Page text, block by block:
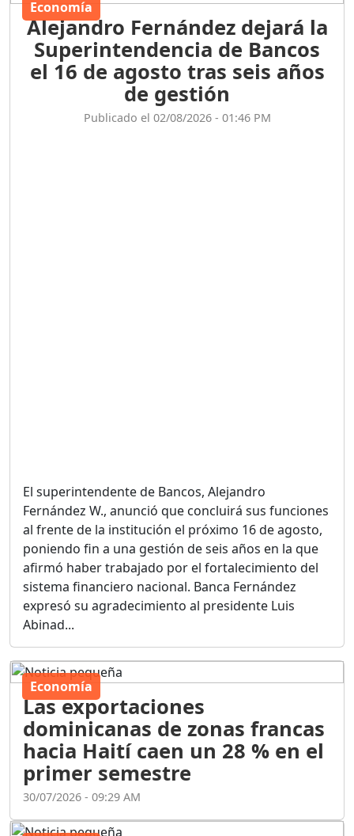
Economía
Alejandro Fernández dejará la
Superintendencia de Bancos
el 16 de agosto tras seis años
de gestión
Publicado el 02/08/2026 - 01:46 PM
El superintendente de Bancos, Alejandro
Fernández W., anunció que concluirá sus funciones
al frente de la institución el próximo 16 de agosto,
poniendo fin a una gestión de seis años en la que
afirmó haber trabajado por el fortalecimiento del
sistema financiero nacional. Banca Fernández
expresó su agradecimiento al presidente Luis
Abinad...
Economía
Las exportaciones
dominicanas de zonas francas
hacia Haití caen un 28 % en el
primer semestre
30/07/2026 - 09:29 AM